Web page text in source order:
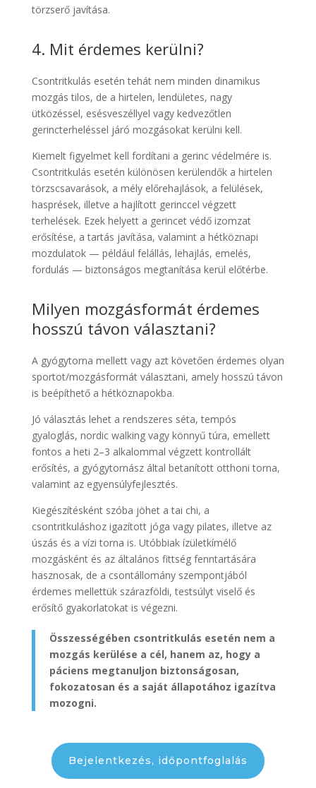
törzserő javítása.
4. Mit érdemes kerülni?
Csontritkulás esetén tehát nem minden dinamikus
mozgás tilos, de a hirtelen, lendületes, nagy
ütközéssel, esésveszéllyel vagy kedvezőtlen
gerincterheléssel járó mozgásokat kerülni kell.
Kiemelt figyelmet kell fordítani a gerinc védelmére is.
Csontritkulás esetén különösen kerülendők a hirtelen
törzscsavarások, a mély előrehajlások, a felülések,
hasprések, illetve a hajlított gerinccel végzett
terhelések. Ezek helyett a gerincet védő izomzat
erősítése, a tartás javítása, valamint a hétköznapi
mozdulatok — például felállás, lehajlás, emelés,
fordulás — biztonságos megtanítása kerül előtérbe.
Milyen mozgásformát érdemes
hosszú távon választani?
A gyógytorna mellett vagy azt követően érdemes olyan
sportot/mozgásformát választani, amely hosszú távon
is beépíthető a hétköznapokba.
Jó választás lehet a rendszeres séta, tempós
gyaloglás, nordic walking vagy könnyű túra, emellett
fontos a heti 2–3 alkalommal végzett kontrollált
erősítés, a gyógytornász által betanított otthoni torna,
valamint az egyensúlyfejlesztés.
Kiegészítésként szóba jöhet a tai chi, a
csontritkuláshoz igazított jóga vagy pilates, illetve az
úszás és a vízi torna is. Utóbbiak ízületkímélő
mozgásként és az általános fittség fenntartására
hasznosak, de a csontállomány szempontjából
érdemes mellettük szárazföldi, testsúlyt viselő és
erősítő gyakorlatokat is végezni.
Összességében csontritkulás esetén nem a
mozgás kerülése a cél, hanem az, hogy a
páciens megtanuljon biztonságosan,
fokozatosan és a saját állapotához igazítva
mozogni.
Bejelentkezés, időpontfoglalás